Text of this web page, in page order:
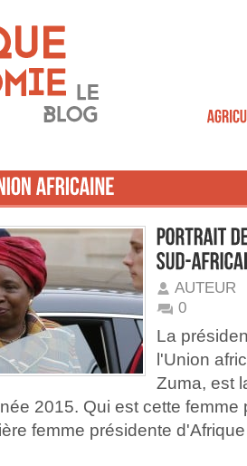
AUTEUR
0
La
l'Union
Zuma, est
2015. Qui est cette femme
femme présidente